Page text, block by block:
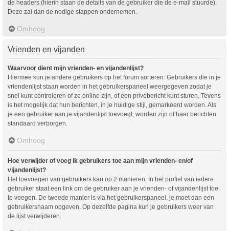
de headers (hierin staan de details van de gebruiker die de e-mail stuurde).
Deze zal dan de nodige stappen ondernemen.
Omhoog
Vrienden en vijanden
Waarvoor dient mijn vrienden- en vijandenlijst?
Hiermee kun je andere gebruikers op het forum sorteren. Gebruikers die in je
vriendenlijst staan worden in het gebruikerspaneel weergegeven zodat je
snel kunt controleren of ze online zijn, of een privébericht kunt sturen. Tevens
is het mogelijk dat hun berichten, in je huidige stijl, gemarkeerd worden. Als
je een gebruiker aan je vijandenlijst toevoegt, worden zijn of haar berichten
standaard verborgen.
Omhoog
Hoe verwijder of voeg ik gebruikers toe aan mijn vrienden- en/of
vijandenlijst?
Het toevoegen van gebruikers kan op 2 manieren. In het profiel van iedere
gebruiker staat een link om de gebruiker aan je vrienden- of vijandenlijst toe
te voegen. De tweede manier is via het gebruikerspaneel, je moet dan een
gebruikersnaam opgeven. Op dezelfde pagina kun je gebruikers weer van
de lijst verwijderen.